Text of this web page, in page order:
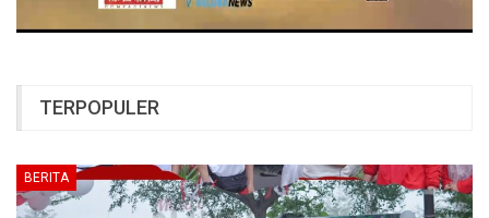
TERPOPULER
BERITA